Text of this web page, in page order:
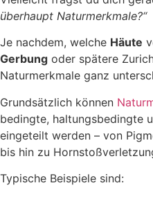
überhaupt Naturmerkmale?“
Je nachdem, welche Häute
Gerbung oder spätere
Naturmerkmale ganz
Grundsätzlich können
bedingte, haltungsbedingte
eingeteilt werden – von
bis hin zu
Typische Beispiele sind: